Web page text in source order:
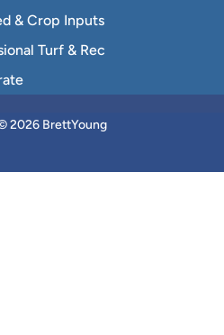
& Crop Inputs
Turf & Rec
2026 BrettYoung